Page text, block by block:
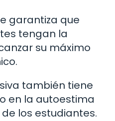
garantiza que
tengan la
su máximo
también tiene
en la autoestima
los estudiantes.